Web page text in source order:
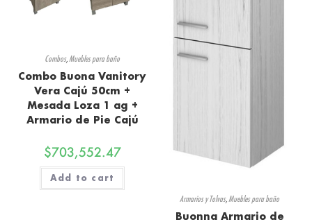
Combos,Muebles para baño
Combo Buona Vanitory
Vera Cajú 50cm +
Mesada Loza 1 ag +
Armario de Pie Cajú
$703,552.47
Add to cart
Armarios y Tolvas,Muebles para baño
Buonna Armario de